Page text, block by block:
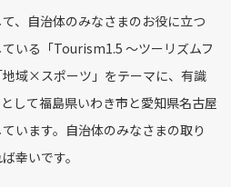
、自治体のみなさまのお役に立つ
いる「Tourism1.5 ～ツーリズムフ
域×スポーツ」をテーマに、有識
して福島県いわき市と愛知県名古屋
います。自治体のみなさまの取り
幸いです。